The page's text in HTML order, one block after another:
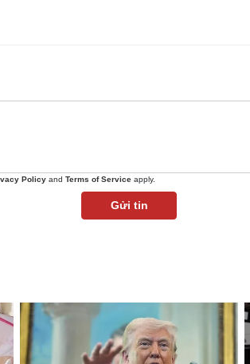
Policy and Terms of Service apply.
Gửi tin